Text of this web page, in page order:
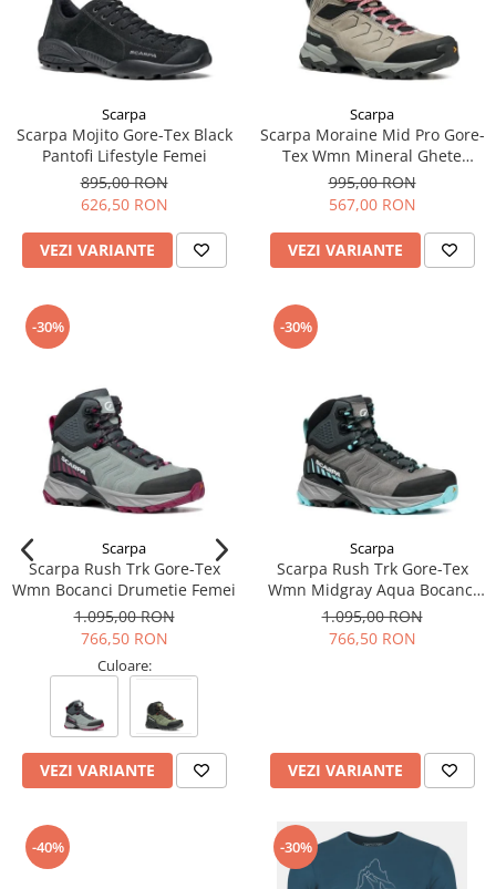
Scarpa
Scarpa Mojito Gore-Tex Black
Pantofi Lifestyle Femei
895,00 RON
626,50 RON
VEZI VARIANTE
Scarpa
Scarpa Moraine Mid Pro Gore-
Tex Wmn Mineral Ghete
Drumetie Femei
995,00 RON
567,00 RON
VEZI VARIANTE
-30%
Scarpa
Scarpa Rush Trk Gore-Tex
Wmn Bocanci Drumetie Femei
1.095,00 RON
766,50 RON
Culoare:
VEZI VARIANTE
-30%
Scarpa
Scarpa Rush Trk Gore-Tex
Wmn Midgray Aqua Bocanci
Drumetie Femei
1.095,00 RON
766,50 RON
VEZI VARIANTE
-40% -30%